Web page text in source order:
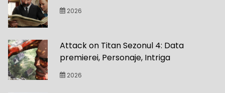
2026
Attack on Titan Sezonul 4: Data
premierei, Personaje, Intriga
2026